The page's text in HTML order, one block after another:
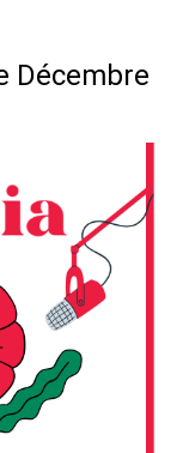
Décembre